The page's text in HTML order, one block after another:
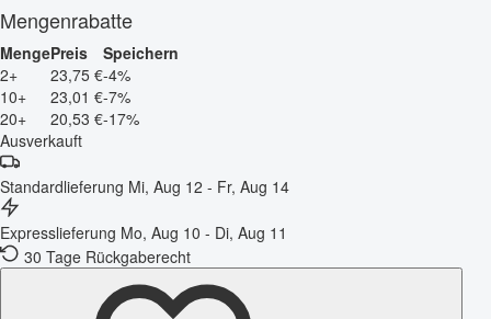
Mengenrabatte
MengePreis
Speichern
2+
23,75 €-4%
10+
23,01 €-7%
20+
20,53 €-17%
Ausverkauft
Standardlieferung Mi, Aug 12 - Fr, Aug 14
Expresslieferung Mo, Aug 10 - Di, Aug 11
30 Tage Rückgaberecht